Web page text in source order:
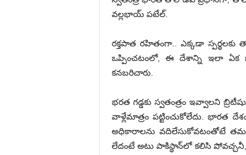
వల్లభాయ్‌ పటేల్‌.
రక్తపాత రహితంగా.. ఎక్కడా
ఒప్పించటంలో, ఈ దేశాన్ని ఇలా ఏక
కనబరిచారు.
భరత గడ్డకు స్వతంత్రం ఇవ్వాలని
వాళ్లేమాత్రం పట్టించుకోలేదు. భారత
అధికారాలను వదిలేసుకోవటంతోటే
లేదంటే అటు పాకిస్థాన్‌లో కలిసి